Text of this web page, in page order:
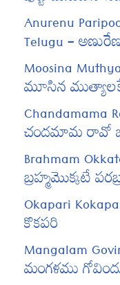
Anurenu
Telugu –
Moosina
మూసిన
Chandamama
చందమామ రావో
Brahmam
బ్రహ్మమొక్కటే
Okapari
కొకపరి
Mangalam
మంగళము